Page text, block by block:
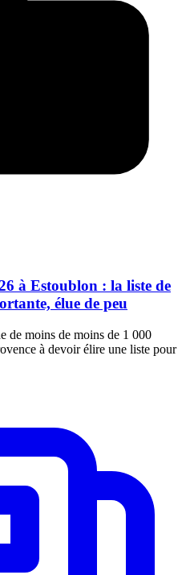
à Estoublon : la liste de
élue de peu
de moins de moins de 1 000
à devoir élire une liste pour